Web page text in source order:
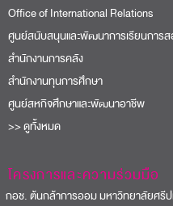
Office of International Relations
ศูนย์สนับสนุนและพัฒนาการเรียนการ
สำนักงานการคลัง
สำนักงานทุนการศึกษา
ศูนย์สหกิจศึกษาและพัฒนาอาชีพ
>> ดูทั้งหมด
โครงการและความร่วมมือ
ช. ต้นกล้าการออม มหาวิทยาลัยศรี